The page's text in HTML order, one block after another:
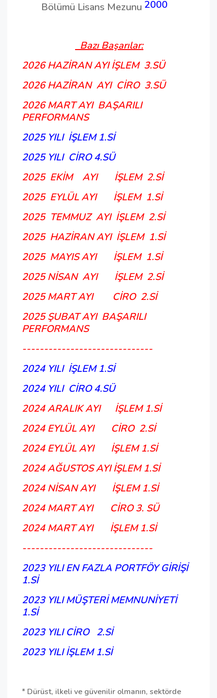
Bölümü Lisans Mezunu 2000
Bazı Başarılar:
2026 HAZİRAN AYI İŞLEM 3.SÜ
2026 HAZİRAN AYI CİRO 3.SÜ
2026 MART AYI BAŞARILI
PERFORMANS
2025 YILI İŞLEM 1.Sİ
2025 YILI CİRO 4.SÜ
2025 EKİM AYI İŞLEM 2.Sİ
2025 EYLÜL AYI İŞLEM 1.Sİ
2025 TEMMUZ AYI İŞLEM 2.Sİ
2025 HAZİRAN AYI İŞLEM 1.Sİ
2025 MAYIS AYI İŞLEM 1.Sİ
2025 NİSAN AYI İŞLEM 2.Sİ
2025 MART AYI CİRO 2.Sİ
2025 ŞUBAT AYI BAŞARILI
PERFORMANS
------------------------------
2024 YILI İŞLEM 1.Sİ
2024 YILI CİRO 4.SÜ
2024 ARALIK AYI İŞLEM 1.Sİ
2024 EYLÜL AYI CİRO 2.Sİ
2024 EYLÜL AYI İŞLEM 1.Sİ
2024 AĞUSTOS AYI İŞLEM 1.Sİ
2024 NİSAN AYI İŞLEM 1.Sİ
2024 MART AYI CİRO 3. SÜ
2024 MART AYI İŞLEM 1.Sİ
------------------------------
2023 YILI EN FAZLA PORTFÖY GİRİŞİ
1.Sİ
2023 YILI MÜŞTERİ MEMNUNİYETİ
1.Sİ
2023 YILI CİRO 2.Sİ
2023 YILI İŞLEM 1.Sİ
* Dürüst, ilkeli ve güvenilir olmanın, sektörde